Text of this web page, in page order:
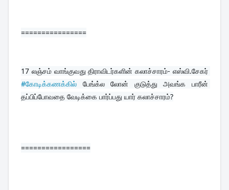
================
17
#கோடிக்கணக்கில் பேங்க்ல லோன் குடுத்து அவங்க பாரீன்
தப்பிப்போவதை வேடிக்கை பார்ப்பது யார் கலாச்சாரம்?
=================